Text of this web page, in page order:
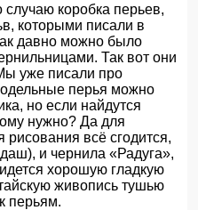
коробка перьев,
которыми писали в
давно можно было
Так вот они
уже писали про
перья можно
но если найдутся
нужно? Да для
всё сгодится,
и чернила «Радуга»,
хорошую гладкую
живопись тушью
перьям.